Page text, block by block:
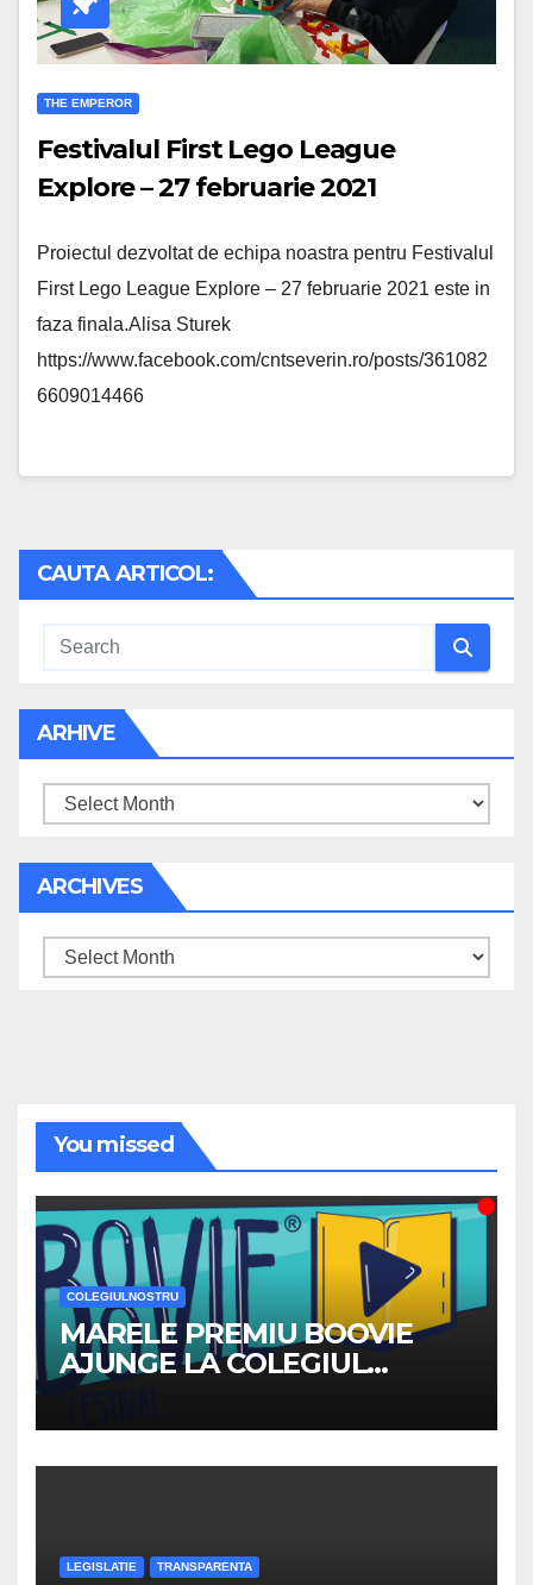
THE EMPEROR
Festivalul First Lego League
Explore – 27 februarie 2021
Proiectul dezvoltat de echipa noastra pentru Festivalul
First Lego League Explore – 27 februarie 2021 este in
faza finala.Alisa Sturek
https://www.facebook.com/cntseverin.ro/posts/361082
6609014466
CAUTA ARTICOL:
ARHIVE
Arhive
ARCHIVES
Archives
You missed
COLEGIULNOSTRU
MARELE PREMIU BOOVIE
AJUNGE LA COLEGIUL
NATIONAL ”TRAIAN”
LEGISLATIE TRANSPARENTA